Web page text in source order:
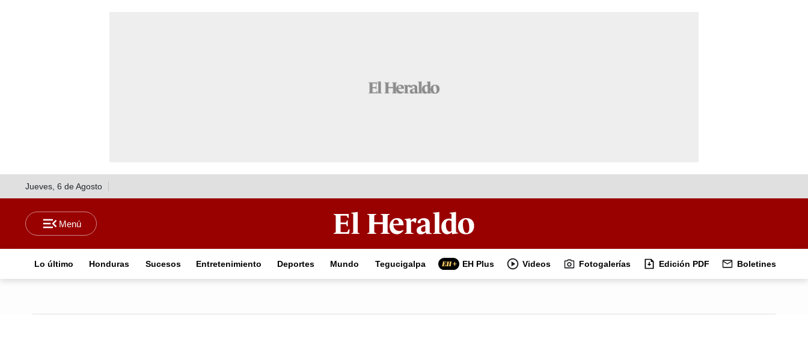
Jueves, 6 de Agosto
Lo último Honduras Sucesos Entretenimiento Deportes Mundo Tegucigalpa EH Plus Videos Fotogalerías Edición PDF Boletines